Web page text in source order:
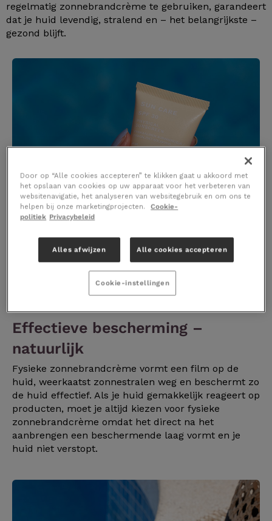
regelmatig zonnebrandcrème te gebruiken, garandeert
dat je huid levendig, stralend en – het belangrijkste –
gezond blijft.
Effectieve bescherming –
natuurlijk
Fysieke zonnebrandcrème vormt een film op de
huid, weerkaatst zonnestralen weg en beschermt zo
de huid effectief. Als je huid gemakkelijk reageert op
producten, moet je altijd kiezen voor fysieke
zonnebrandcrème omdat het direct na het
aanbrengen een beschermende laag vormt en je
huid niet verstopt.
Door op “Alle cookies accepteren” te klikken gaat u akkoord met
het opslaan van cookies op uw apparaat voor het verbeteren van
websitenavigatie, het analyseren van websitegebruik en om ons te
helpen bij onze marketingprojecten.
Cookie-
politiek Privacybeleid
Alles afwijzen Alle cookies accepteren
Cookie-instellingen